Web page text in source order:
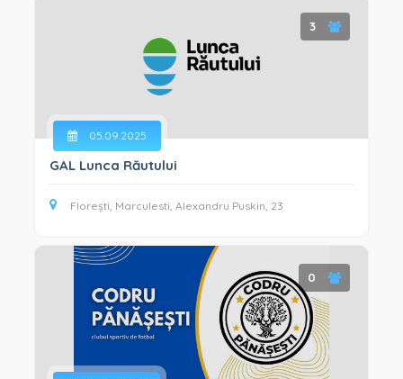
3
05.09.2025
GAL Lunca Răutului
Florești, Marculesti, Alexandru Puskin, 23
0